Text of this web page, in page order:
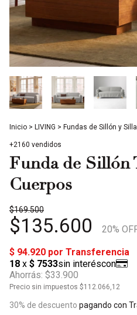
Inicio > LIVING > Fundas de Sillón y Silla
+2160 vendidos
Funda de Sillón
Cuerpos
$169.500
$135.600 20%
Ahorrás: $33.900
Precio sin impuestos $112.066,12
30% de descuento pagando con